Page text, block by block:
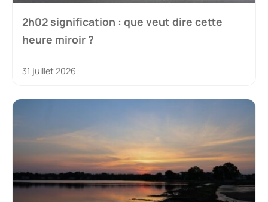
2h02 signification : que veut dire cette
heure miroir ?
31 juillet 2026